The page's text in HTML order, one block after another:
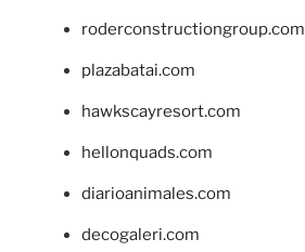
roderconstructiongroup.com
plazabatai.com
hawkscayresort.com
hellonquads.com
diarioanimales.com
decogaleri.com